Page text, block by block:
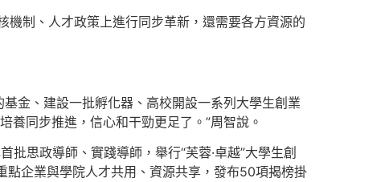
機制、人才政策上進行同步革新，還需要各方資源的
金、建設一批孵化器、高校開設一系列大學生創業
養同步推進，信心和干勁更足了。”周智說。
思政導師、實踐導師，舉行“芙蓉·卓越”大學生創
點企業與學院人才共用、資源共享，發布50項揭榜掛